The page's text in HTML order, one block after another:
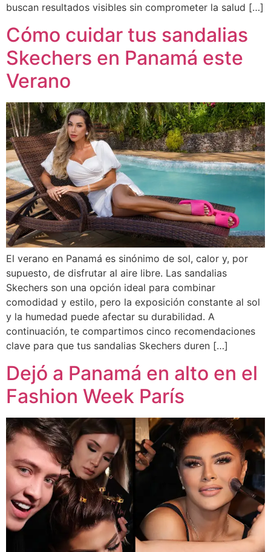
buscan resultados visibles sin comprometer la salud […]
Cómo cuidar tus sandalias
Skechers en Panamá este
Verano
El verano en Panamá es sinónimo de sol, calor y, por
supuesto, de disfrutar al aire libre. Las sandalias
Skechers son una opción ideal para combinar
comodidad y estilo, pero la exposición constante al sol
y la humedad puede afectar su durabilidad. A
continuación, te compartimos cinco recomendaciones
clave para que tus sandalias Skechers duren […]
Dejó a Panamá en alto en el
Fashion Week París